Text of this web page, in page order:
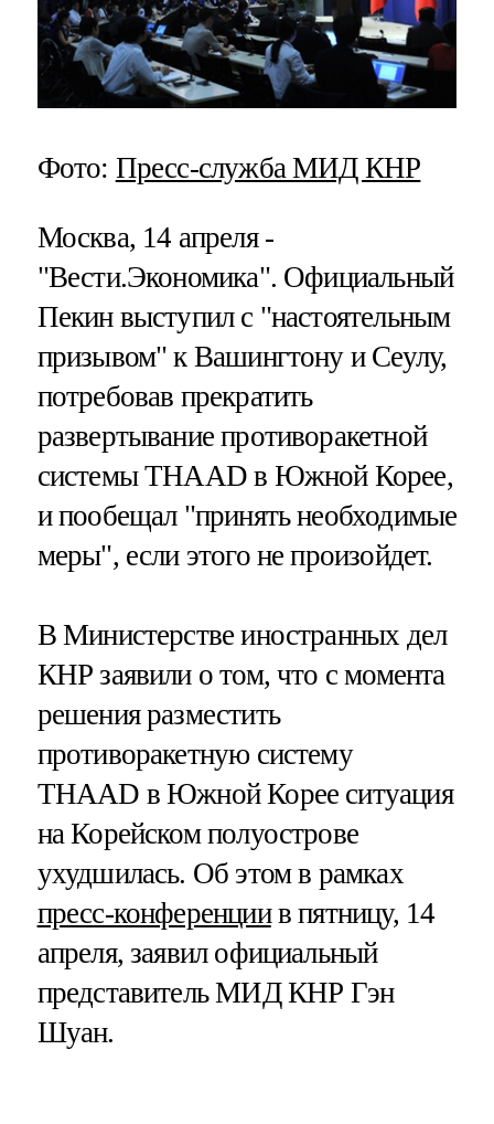
Фото: Пресс-служба МИД КНР
Москва, 14 апреля -
"Вести.Экономика". Официальный
Пекин выступил с "настоятельным
призывом" к Вашингтону и Сеулу,
потребовав прекратить
развертывание противоракетной
системы THAAD в Южной Корее,
и пообещал "принять необходимые
меры", если этого не произойдет.
В Министерстве иностранных дел
КНР заявили о том, что с момента
решения разместить
противоракетную систему
THAAD в Южной Корее ситуация
на Корейском полуострове
ухудшилась. Об этом в рамках
пресс-конференциив пятницу, 14
апреля, заявил официальный
представитель МИД КНР Гэн
Шуан.